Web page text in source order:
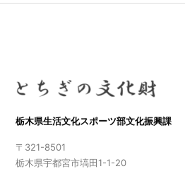
栃木県生活文化スポーツ部文化振興課
〒321-8501
栃木県宇都宮市塙田1-1-20